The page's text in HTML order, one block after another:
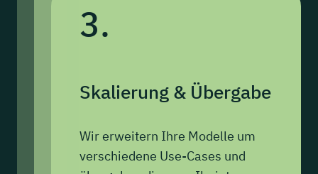
3.
Skalierung & Übergabe
Wir erweitern Ihre Modelle um
verschiedene Use-Cases und